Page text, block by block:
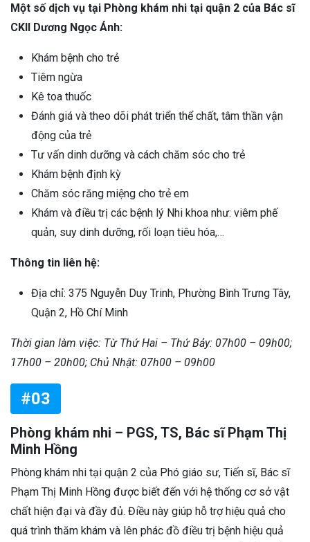
Một số dịch vụ tại Phòng khám nhi tại quận 2 của Bác sĩ
CKII Dương Ngọc Ánh:
Khám bệnh cho trẻ
Tiêm ngừa
Kê toa thuốc
Đánh giá và theo dõi phát triển thể chất, tâm thần vận
động của trẻ
Tư vấn dinh dưỡng và cách chăm sóc cho trẻ
Khám bệnh định kỳ
Chăm sóc răng miệng cho trẻ em
Khám và điều trị các bệnh lý Nhi khoa như: viêm phế
quản, suy dinh dưỡng, rối loạn tiêu hóa,…
Thông tin liên hệ:
Địa chỉ: 375 Nguyễn Duy Trinh, Phường Bình Trưng Tây,
Quận 2, Hồ Chí Minh
Thời gian làm việc: Từ Thứ Hai – Thứ Bảy: 07h00 – 09h00;
17h00 – 20h00; Chủ Nhật: 07h00 – 09h00
#03
Phòng khám nhi – PGS, TS, Bác sĩ Phạm Thị
Minh Hồng
Phòng khám nhi tại quận 2 của Phó giáo sư, Tiến sĩ, Bác sĩ
Phạm Thị Minh Hồng được biết đến với hệ thống cơ sở vật
chất hiện đại và đầy đủ. Điều này giúp hỗ trợ hiệu quả cho
quá trình thăm khám và lên phác đồ điều trị bệnh hiệu quả